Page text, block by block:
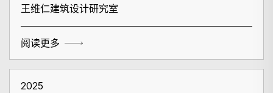
王维仁建筑设计研究室
阅读更多
2025